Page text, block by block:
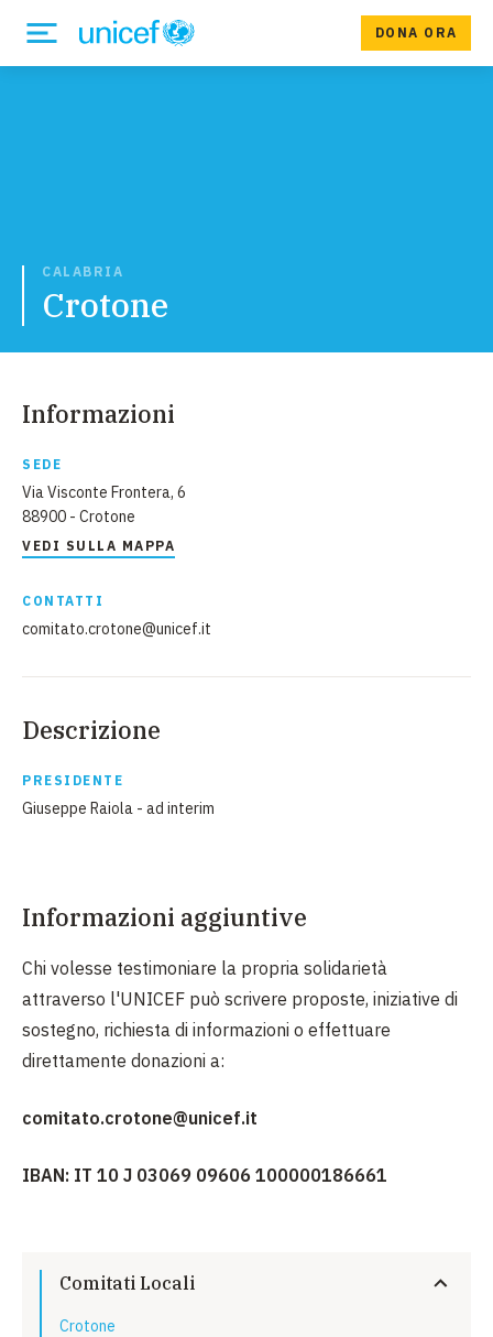
DONA ORA
CALABRIA
Crotone
Informazioni
SEDE
Via Visconte Frontera, 6
88900 - Crotone
VEDI SULLA MAPPA
CONTATTI
comitato.crotone@unicef.it
Descrizione
PRESIDENTE
Giuseppe Raiola - ad interim
Informazioni aggiuntive
Chi volesse testimoniare la propria solidarietà
attraverso l'UNICEF può scrivere proposte, iniziative di
sostegno, richiesta di informazioni o effettuare
direttamente donazioni a:
comitato.crotone@unicef.it
IBAN: IT 10 J 03069 09606 100000186661
Comitati Locali
Crotone